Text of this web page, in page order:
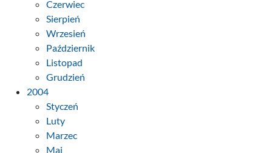
Czerwiec
Sierpień
Wrzesień
Październik
Listopad
Grudzień
2004
Styczeń
Luty
Marzec
Maj